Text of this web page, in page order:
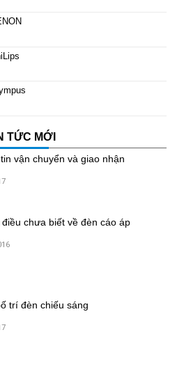
TỨC MỚI
vận chuyển và giao nhận
chưa biết về đèn cáo áp
trí đèn chiếu sáng